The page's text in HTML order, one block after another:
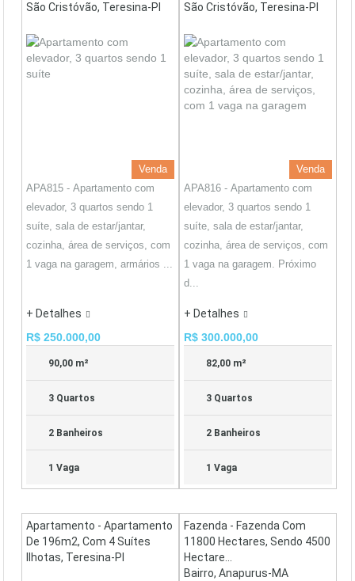
São Cristóvão, Teresina-PI
Venda
APA815 - Apartamento com
elevador, 3 quartos sendo 1
suíte, sala de estar/jantar,
cozinha, área de serviços, com
1 vaga na garagem, armários ...
+ Detalhes
R$ 250.000,00
90,00 m²
3 Quartos
2 Banheiros
1 Vaga
São Cristóvão, Teresina-PI
Venda
APA816 - Apartamento com
elevador, 3 quartos sendo 1
suíte, sala de estar/jantar,
cozinha, área de serviços, com
1 vaga na garagem. Próximo
d...
+ Detalhes
R$ 300.000,00
82,00 m²
3 Quartos
2 Banheiros
1 Vaga
Apartamento - Apartamento
De 196m2, Com 4 Suítes
Ilhotas, Teresina-PI
Fazenda - Fazenda Com
11800 Hectares, Sendo 4500
Hectare...
Bairro, Anapurus-MA